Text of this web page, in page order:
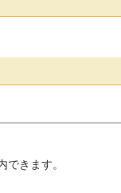
できます。